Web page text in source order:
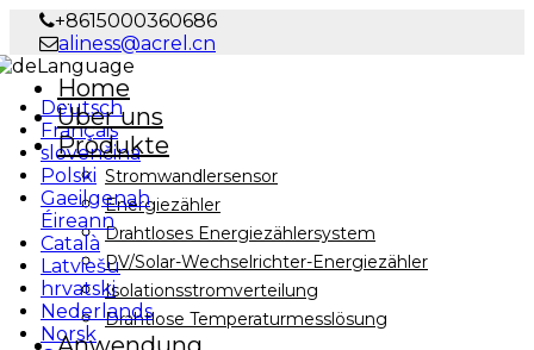
+8615000360686
aliness@acrel.cn
Language
Deutsch
Français
slovenčina
Polski
Gaeilgenah
Éireann
Català
Latviešu
hrvatski
Nederlands
Norsk
Home
Über uns
Produkte
Stromwandlersensor
Energiezähler
Drahtloses Energiezählersystem
PV/Solar-Wechselrichter-Energiezähler
Isolationsstromverteilung
Drahtlose Temperaturmesslösung